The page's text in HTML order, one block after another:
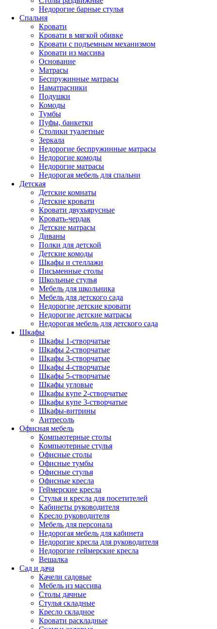
Недорогие барные стулья
Спальня
Кровати
Кровати в мягкой обивке
Кровати с подъемным механизмом
Кровати из массива
Основание
Матрасы
Беспружинные матрасы
Наматрасники
Подушки
Комоды
Тумбы
Пуфы, банкетки
Столики туалетные
Зеркала
Недорогие беспружинные матрасы
Недорогие комоды
Недорогие матрасы
Недорогая мебель для спальни
Детская
Детские комнаты
Детские кровати
Кровати двухъярусные
Кровать-чердак
Детские матрасы
Диваны
Полки для детской
Детские комоды
Шкафы и стеллажи
Письменные столы
Школьные стулья
Мебель для школьника
Мебель для детского сада
Недорогие детские кровати
Недорогие детские матрасы
Недорогая мебель для детского сада
Шкафы
Шкафы 1-створчатые
Шкафы 2-створчатые
Шкафы 3-створчатые
Шкафы 4-створчатые
Шкафы 5-створчатые
Шкафы угловые
Шкафы купе 2-створчатые
Шкафы купе 3-створчатые
Шкафы-витрины
Антресоль
Офисная мебель
Компьютерные столы
Компьютерные стулья
Офисные столы
Офисные тумбы
Офисные стулья
Офисные кресла
Геймерские кресла
Стулья и кресла для посетителей
Кабинеты руководителя
Кресло руководителя
Мебель для персонала
Недорогая мебель для кабинета
Недорогие кресла для руководителя
Недорогие геймерские кресла
Вешалка
Сад и дача
Качели садовые
Мебель из массива
Столы дачные
Стулья складные
Кресло складное
Кровати раскладные